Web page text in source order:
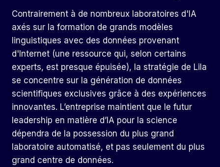
Contrairement à de nombreux laboratoires d'IA
axés sur la formation de grands modèles
linguistiques avec des données provenant
d'Internet (une ressource qui, selon certains
experts, est presque épuisée), la stratégie de Lila
se concentre sur la génération de données
scientifiques exclusives grâce à des expériences
innovantes. L’entreprise maintient que le futur
leadership en matière d’IA pour la science
dépendra de la possession du plus grand
laboratoire automatisé, et pas seulement du plus
grand centre de données.